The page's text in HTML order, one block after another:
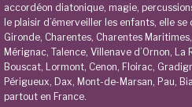
accordéon diatonique, magie,
le plaisir d’émerveiller les enfants, elle
Gironde, Charentes, Charentes
Mérignac, Talence, Villenave d’Ornon,
Bouscat, Lormont, Cenon, Floirac,
Périgueux, Dax, Mont-de-Marsan, Pau,
partout en France.